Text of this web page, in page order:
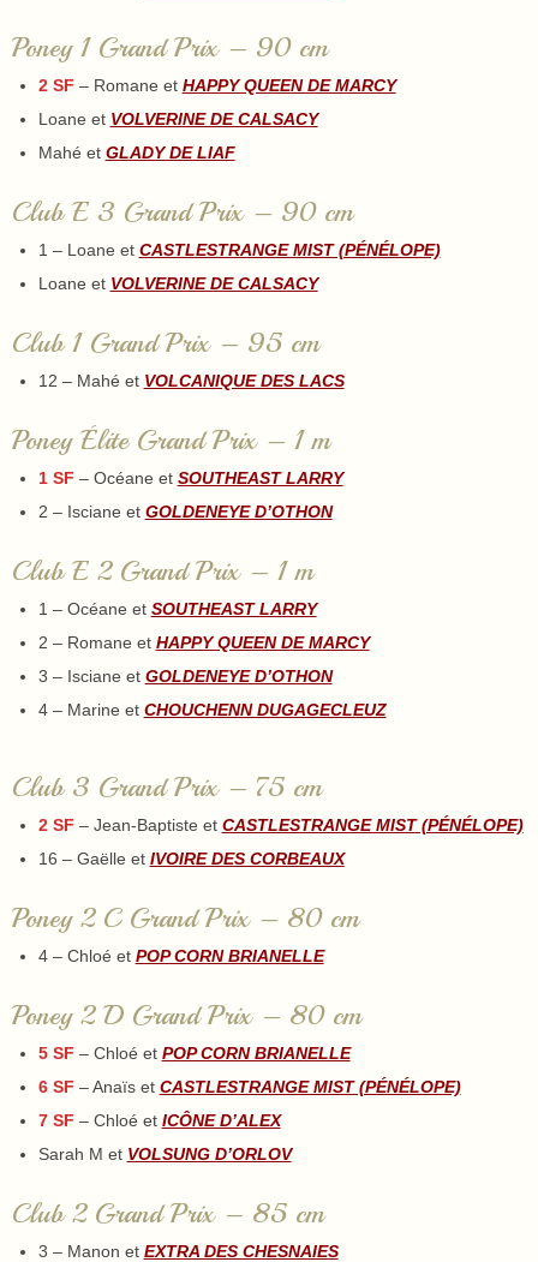
Poney 1 Grand Prix – 90 cm
2 SF – Romane et HAPPY QUEEN DE MARCY
Loane et VOLVERINE DE CALSACY
Mahé et GLADY DE LIAF
Club E 3 Grand Prix – 90 cm
1 – Loane et CASTLESTRANGE MIST (PÉNÉLOPE)
Loane et VOLVERINE DE CALSACY
Club 1 Grand Prix – 95 cm
12 – Mahé et VOLCANIQUE DES LACS
Poney Élite Grand Prix – 1 m
1 SF – Océane et SOUTHEAST LARRY
2 – Isciane et GOLDENEYE D’OTHON
Club E 2 Grand Prix – 1 m
1 – Océane et SOUTHEAST LARRY
2 – Romane et HAPPY QUEEN DE MARCY
3 – Isciane et GOLDENEYE D’OTHON
4 – Marine et CHOUCHENN DUGAGECLEUZ
Club 3 Grand Prix – 75 cm
2 SF – Jean-Baptiste et CASTLESTRANGE MIST (PÉNÉLOPE)
16 – Gaëlle et IVOIRE DES CORBEAUX
Poney 2 C Grand Prix – 80 cm
4 – Chloé et POP CORN BRIANELLE
Poney 2 D Grand Prix – 80 cm
5 SF – Chloé et POP CORN BRIANELLE
6 SF – Anaïs et CASTLESTRANGE MIST (PÉNÉLOPE)
7 SF – Chloé et ICÔNE D’ALEX
Sarah M et VOLSUNG D’ORLOV
Club 2 Grand Prix – 85 cm
3 – Manon et EXTRA DES CHESNAIES